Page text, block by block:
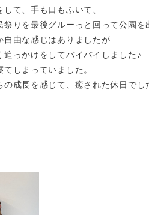
て、手も口もふいて、
祭りを最後グルーっと回って公園を
自由な感じはありましたが
追っかけをしてバイバイしました♪
しまっていました。
の成長を感じて、癒された休日で